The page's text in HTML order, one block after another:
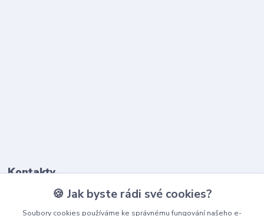
Kontakty
🍪 Jak byste rádi své cookies?
Soubory cookies používáme ke správnému fungování našeho e-